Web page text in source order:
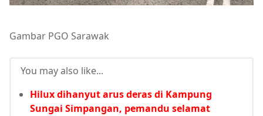
Gambar PGO Sarawak
You may also like...
Hilux dihanyut arus deras di Kampung
Sungai Simpangan, pemandu selamat